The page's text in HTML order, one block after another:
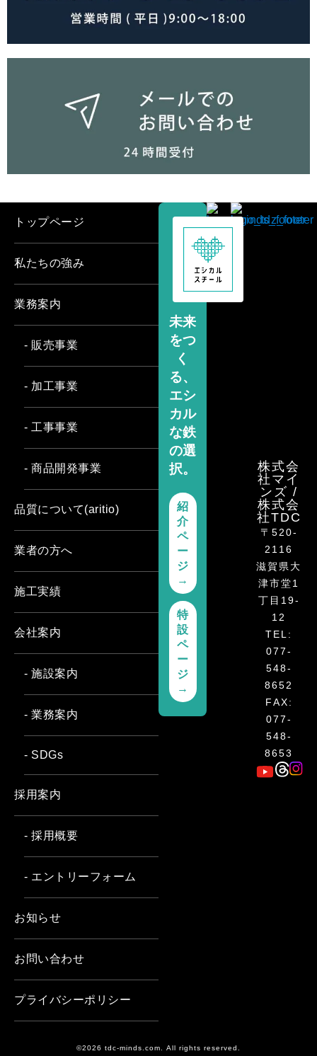
株式会
社マイ
ンズ /
株式会
社TDC
〒520-
2116
滋賀県大
津市堂1
丁目19-
12
TEL:
077-
548-
8652
FAX:
077-
548-
8653
未来
をつ
く
る、
エシ
カル
な鉄
の選
択。
紹
介
ペ
ー
ジ
→
特
設
ペ
ー
ジ
→
トップページ
私たちの強み
業務案内
- 販売事業
- 加工事業
- 工事事業
- 商品開発事業
品質について(aritio)
業者の方へ
施工実績
会社案内
- 施設案内
- 業務案内
- SDGs
採用案内
- 採用概要
- エントリーフォーム
お知らせ
お問い合わせ
プライバシーポリシー
©2026 tdc-minds.com. All rights reserved.